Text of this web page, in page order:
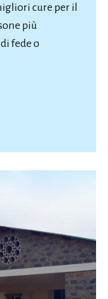
cure per il
più
fede o